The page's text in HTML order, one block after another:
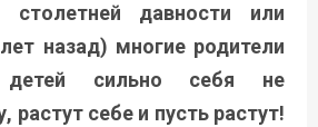
столетней давности или
назад) многие родители
детей сильно себя не
растут себе и пусть растут!